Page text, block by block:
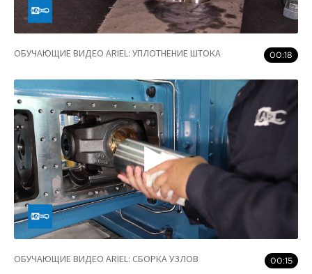
ОБУЧАЮЩИЕ ВИДЕО ARIEL: УПЛОТНЕНИЕ ШТОКА 00:18
ОБУЧАЮЩИЕ ВИДЕО ARIEL: СБОРКА УЗЛОВ 00:15